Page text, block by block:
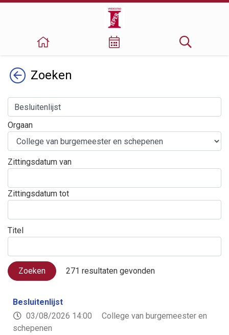
TerugZoeken
Orgaan
Zittingsdatum van
Zittingsdatum tot
Titel
Zoeken 271 resultaten gevonden
Besluitenlijst
03/08/2026 14:00
College van burgemeester en
schepenen